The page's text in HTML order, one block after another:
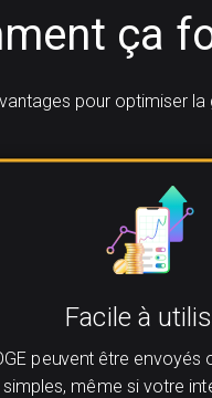
ça
pour optimiser
Facile à
peuvent être envoyés
même si votre